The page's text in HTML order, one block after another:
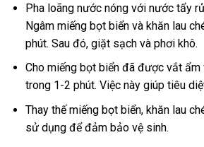
Pha loãng nước nóng với nước tẩy
Ngâm miếng bọt biển và khăn lau
phút. Sau đó, giặt sạch và phơi khô.
Cho miếng bọt biển đã được vắt
trong 1-2 phút. Việc này giúp tiêu
Thay thế miếng bọt biển, khăn lau
sử dụng để đảm bảo vệ sinh.